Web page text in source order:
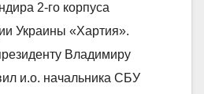
2-го корпуса
Украины «Хартия».
Владимиру
и.о. начальника СБУ